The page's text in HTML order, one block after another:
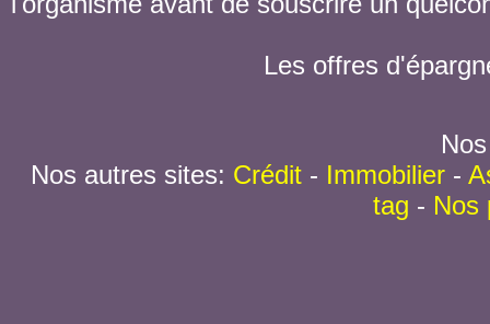
Les offres
Nos autres sites: Crédit- Immobilier-
tag - Nos